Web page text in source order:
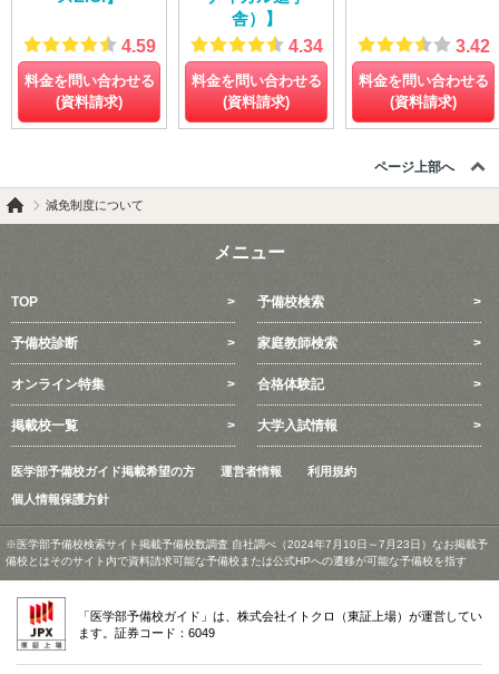
4.59
料金を問い合わせる
(資料請求)
舎）】
4.34
料金を問い合わせる
(資料請求)
3.42
料金を問い合わせる
(資料請求)
ページ上部へ
減免制度について
メニュー
TOP 予備校検索
予備校診断 家庭教師検索
オンライン特集 合格体験記
掲載校一覧 大学入試情報
医学部予備校ガイド掲載希望の方 運営者情報 利用規約
個人情報保護方針
※医学部予備校検索サイト掲載予備校数調査 自社調べ（2024年7月10日～7月23日）なお掲載予
備校とはそのサイト内で資料請求可能な予備校または公式HPへの遷移が可能な予備校を指す
「医学部予備校ガイド」は、株式会社イトクロ（東証上場）が運営してい
ます。証券コード：6049